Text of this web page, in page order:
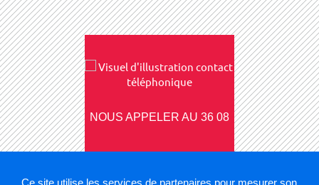
Ce site utilise les services de partenaires pour mesurer son
NOUS APPELER AU 36 08